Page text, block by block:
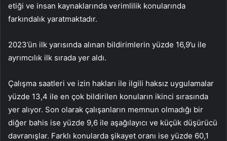
etiği ve insan kaynaklarında verimlilik konularında
farkındalık yaratmaktadır.
2023’ün ilk yarısında alınan bildirimlerin yüzde 16,9’u ile
ayrımcılık ilk sırada yer aldı.
Çalışma saatleri ve izin hakları ile ilgili haksız uygulamalar
yüzde 13,4 ile en çok bildirilen konuların ikinci sırasında
yer alıyor. Son olarak çalışanların memnun olmadığı bir
diğer bahis ise yüzde 9,6 ile aşağılayıcı ve küçük düşürücü
davranışlar. Farklı konularda şikayet oranı ise yüzde 60,1